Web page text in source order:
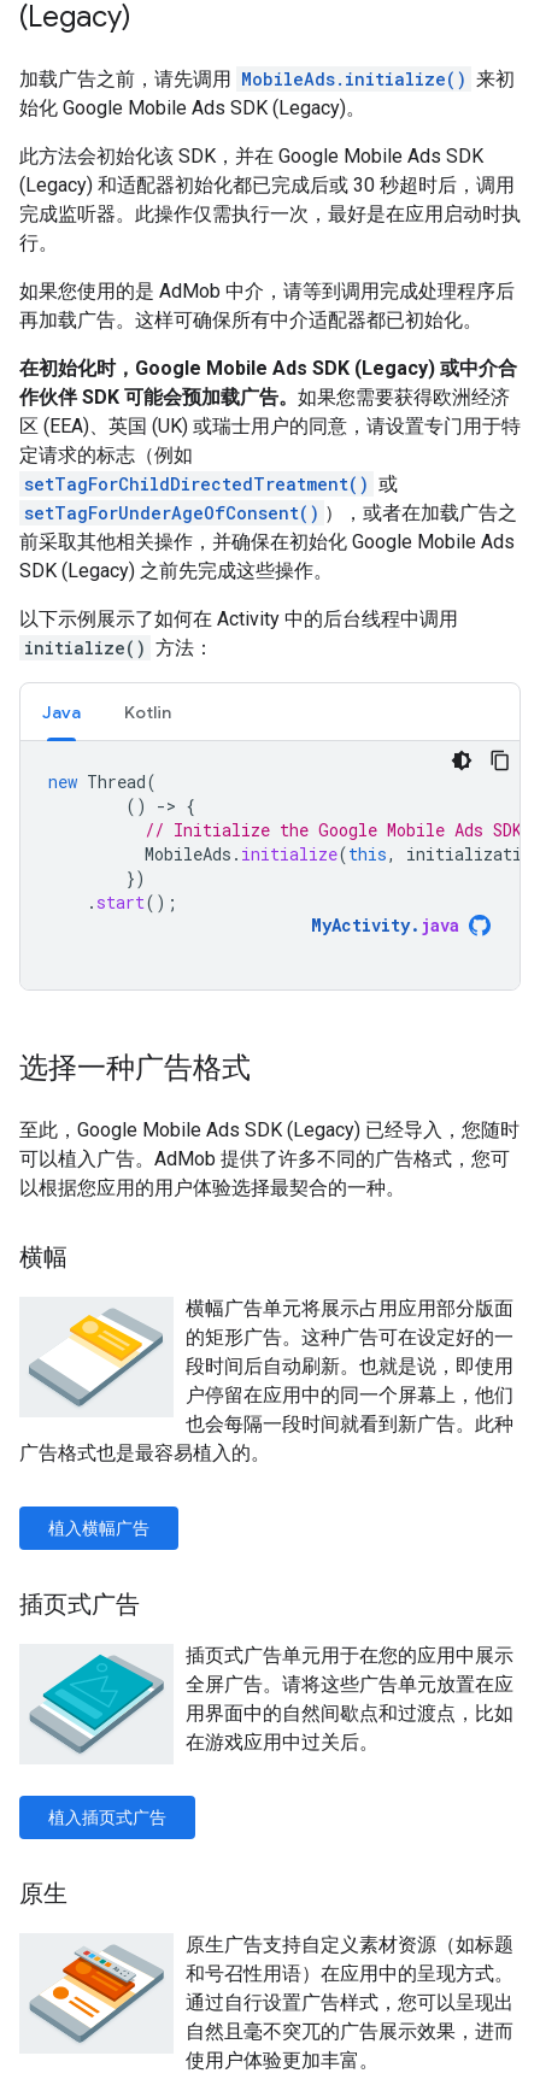
(Legacy)
加载广告之前，请先调用 MobileAds.initialize() 来初
始化 Google Mobile Ads SDK (Legacy)。
此方法会初始化该 SDK，并在 Google Mobile Ads SDK
(Legacy) 和适配器初始化都已完成后或 30 秒超时后，调用
完成监听器。此操作仅需执行一次，最好是在应用启动时执
行。
如果您使用的是 AdMob 中介，请等到调用完成处理程序后
再加载广告。这样可确保所有中介适配器都已初始化。
在初始化时， Google Mobile Ads SDK (Legacy) 或中介合
作伙伴 SDK 可能会预加载广告。 如果您需要获得欧洲经济
区 (EEA)、英国 (UK) 或瑞士用户的同意，请设置专门用于特
定请求的标志（例如
setTagForChildDirectedTreatment() 或
setTagForUnderAgeOfConsent() ），或者在加载广告之
前采取其他相关操作，并确保在初始化 Google Mobile Ads
SDK (Legacy) 之前先完成这些操作。
以下示例展示了如何在 Activity 中的后台线程中调用
initialize() 方法：
Java Kotlin
new Thread(
()
-> {
// Initialize the Google Mobile Ads SDK
MobileAds . initialize(this,
})
. start();
MyActivity. java
选择一种广告格式
至此， Google Mobile Ads SDK (Legacy) 已经导入，您随时
可以植入广告。AdMob 提供了许多不同的广告格式，您可
以根据您应用的用户体验选择最契合的一种。
横幅
横幅广告单元将展示占用应用部分版面
的矩形广告。这种广告可在设定好的一
段时间后自动刷新。也就是说，即使用
户停留在应用中的同一个屏幕上，他们
也会每隔一段时间就看到新广告。此种
广告格式也是最容易植入的。
植入横幅广告
插页式广告
插页式广告单元用于在您的应用中展示
全屏广告。请将这些广告单元放置在应
用界面中的自然间歇点和过渡点，比如
在游戏应用中过关后。
植入插页式广告
原生
原生广告支持自定义素材资源（如标题
和号召性用语）在应用中的呈现方式。
通过自行设置广告样式，您可以呈现出
自然且毫不突兀的广告展示效果，进而
使用户体验更加丰富。